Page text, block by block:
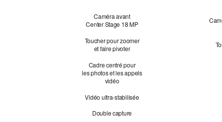
Caméra avant
Center Stage 18 MP
Toucher pour zoomer
et faire pivoter
Cadre centré pour
les photos et les appels
vidéo
Vidéo ultra-stabilisée
Double capture